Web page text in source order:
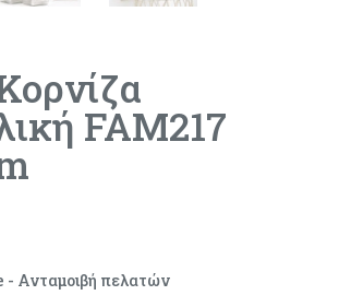
FAM217
- Ανταμοιβή πελατών